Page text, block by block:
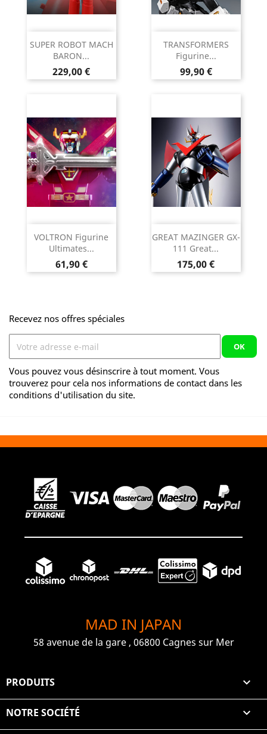
SUPER ROBOT MACH
BARON...
Prix
229,00 €
TRANSFORMERS
Figurine...
Prix
99,90 €
VOLTRON Figurine
Ultimates...
Prix
61,90 €
GREAT MAZINGER GX-
111 Great...
Prix
175,00 €
Recevez nos offres spéciales
Vous pouvez vous désinscrire à tout moment. Vous
trouverez pour cela nos informations de contact dans les
conditions d'utilisation du site.
MAD IN JAPAN
58 avenue de la gare , 06800 Cagnes sur Mer
PRODUITS 
NOTRE SOCIÉTÉ 